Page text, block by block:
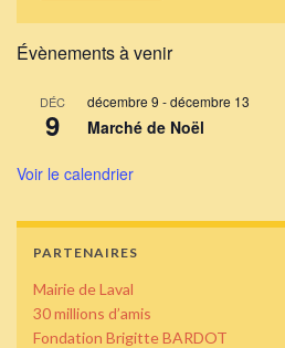
Évènements à venir
DÉC
9
décembre 9 -décembre 13
Marché de Noël
Voir le calendrier
PARTENAIRES
Mairie de Laval
30 millions d’amis
Fondation Brigitte BARDOT